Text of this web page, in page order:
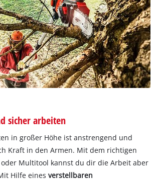
sicher arbeiten
in großer Höhe ist anstrengend und
Kraft in den Armen. Mit dem richtigen
oder Multitool kannst du dir die Arbeit aber
Hilfe einesverstellbaren